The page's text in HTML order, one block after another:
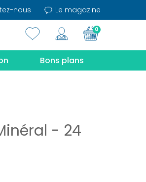
nous Le magazine
0
Bons plans
- 24